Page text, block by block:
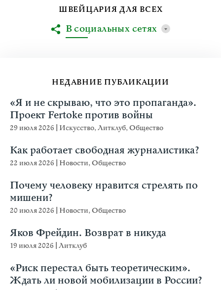
НЕДАВНИЕ ПУБЛИКАЦИИ
«Я и не скрываю, что это пропаганда».
Проект Fertoke против войны
29 июля 2026 Искусство,Литклуб,Общество
Как работает свободная журналистика?
22 июля 2026 Новости,Общество
Почему человеку нравится стрелять по
мишени?
20 июля 2026 Новости,Общество
Яков Фрейдин. Возврат в никуда
19 июля 2026 Литклуб
«Риск перестал быть теоретическим».
Ждать ли новой мобилизации в России?
ШВЕЙЦАРИЯ ДЛЯ ВСЕХ
В социальных сетях